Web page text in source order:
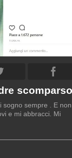
scomparso
sogno sempre . E non
e mi abbracci. Mi